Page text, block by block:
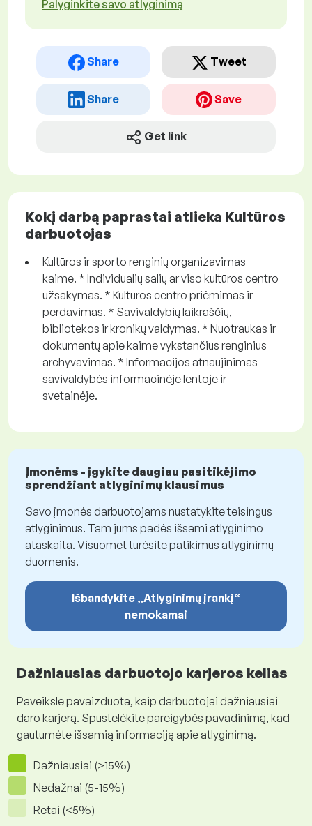
Palyginkite savo atlyginimą
Share Tweet
Share Save
Get link
Kokį darbą paprastai atlieka Kultūros
darbuotojas
Kultūros ir sporto renginių organizavimas
kaime. * Individualių salių ar viso kultūros centro
užsakymas. * Kultūros centro priėmimas ir
perdavimas. * Savivaldybių laikraščių,
bibliotekos ir kronikų valdymas. * Nuotraukas ir
dokumentų apie kaime vykstančius renginius
archyvavimas. * Informacijos atnaujinimas
savivaldybės informacinėje lentoje ir
svetainėje.
Įmonėms - įgykite daugiau pasitikėjimo
sprendžiant atlyginimų klausimus
Savo įmonės darbuotojams nustatykite teisingus
atlyginimus. Tam jums padės išsami atlyginimo
ataskaita. Visuomet turėsite patikimus atlyginimų
duomenis.
Išbandykite „Atlyginimų įrankį“
nemokamai
Dažniausias darbuotojo karjeros kelias
Paveiksle pavaizduota, kaip darbuotojai dažniausiai
daro karjerą. Spustelėkite pareigybės pavadinimą, kad
gautumėte išsamią informaciją apie atlyginimą.
Dažniausiai (>15%)
Nedažnai (5-15%)
Retai (<5%)